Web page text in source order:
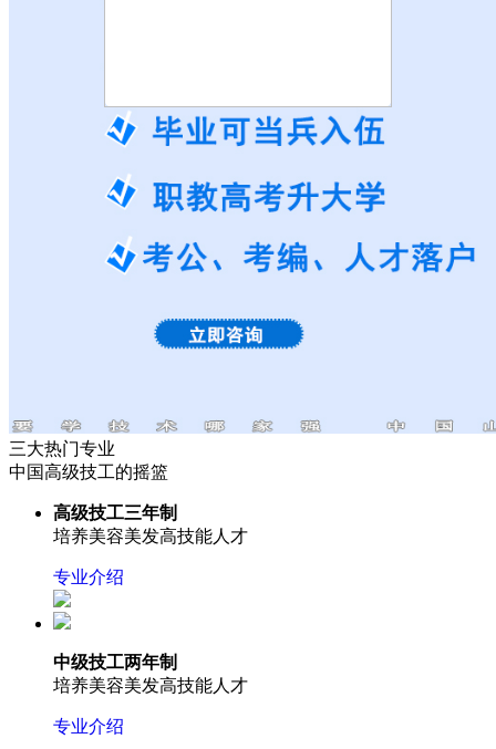
三大热门专业
中国高级技工的摇篮
高级技工三年制
培养美容美发高技能人才
专业介绍
中级技工两年制
培养美容美发高技能人才
专业介绍